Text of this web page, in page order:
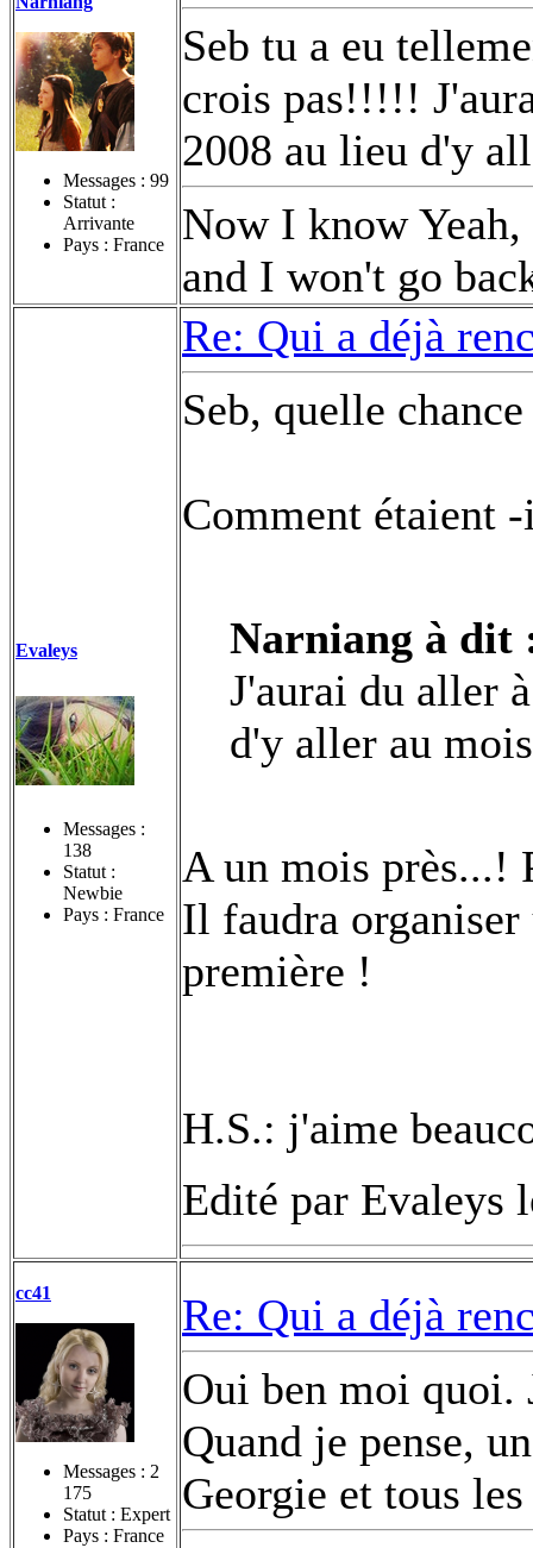
Messages : 99
Statut :
Arrivante
Pays : France
Seb tu a eu
crois pas!!!!!
2008 au lieu d'y
Now I know
and I won't go
Evaleys
Messages :
138
Statut :
Newbie
Pays : France
Re: Qui a déjà
Seb, quelle
Comment étaient
Narniang à dit
J'aurai du aller
d'y aller au
A un mois près...!
Il faudra
première !
H.S.: j'aime
Edité par Evaleys
cc41
Messages : 2
175
Statut : Expert
Pays : France
Re: Qui a déjà
Oui ben moi quoi.
Quand je pense,
Georgie et tous